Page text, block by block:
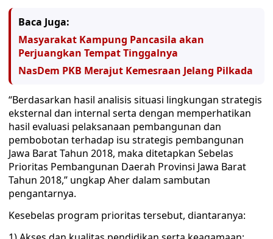
Baca Juga:
Masyarakat Kampung Pancasila akan
Perjuangkan Tempat Tinggalnya
NasDem PKB Merajut Kemesraan Jelang Pilkada
“Berdasarkan hasil analisis situasi lingkungan strategis
eksternal dan internal serta dengan memperhatikan
hasil evaluasi pelaksanaan pembangunan dan
pembobotan terhadap isu strategis pembangunan
Jawa Barat Tahun 2018, maka ditetapkan Sebelas
Prioritas Pembangunan Daerah Provinsi Jawa Barat
Tahun 2018,” ungkap Aher dalam sambutan
pengantarnya.
Kesebelas program prioritas tersebut, diantaranya: